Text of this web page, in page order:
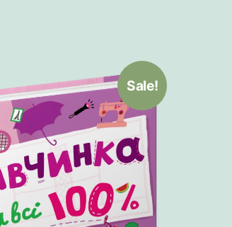
Sale!